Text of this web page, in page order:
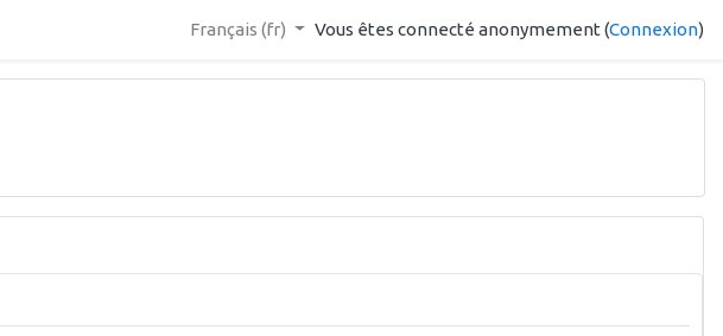
Français ‎(fr)‎
Vous êtes connecté anonymement (Connexion)